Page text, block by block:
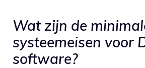
Wat zijn de
systeemeisen voor
software?